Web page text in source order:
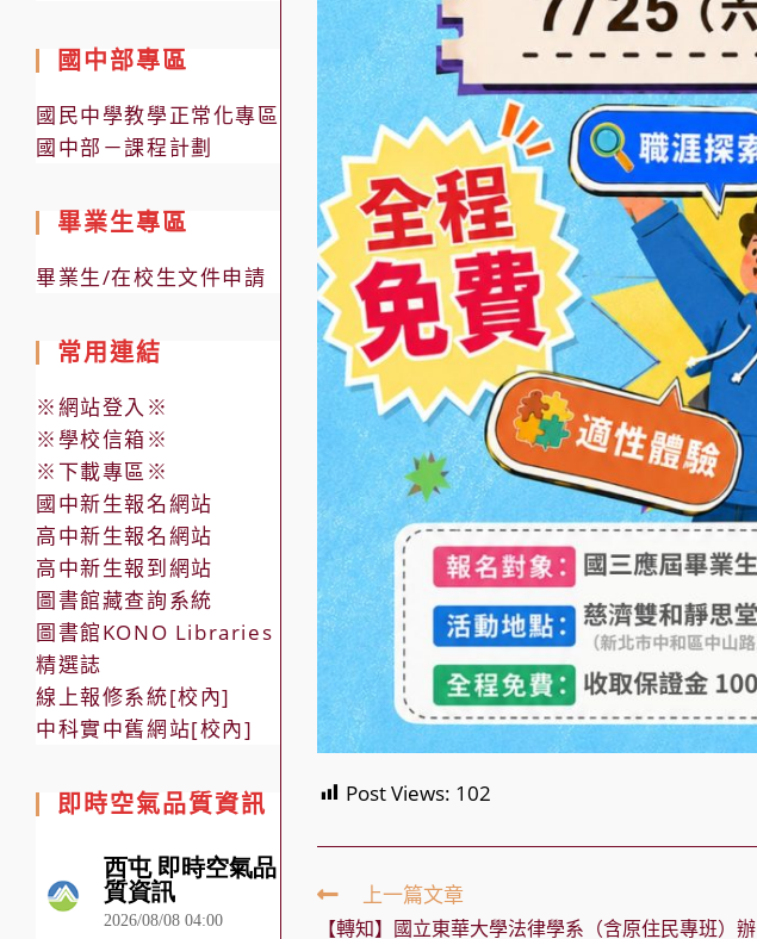
Post Views: 102
Read
more
上一篇文章
【轉知】國立東華大學法律學系（含原住民專班）辦
國中部專區
國民中學教學正常化專區
國中部－課程計劃
畢業生專區
畢業生/在校生文件申請
常用連結
※網站登入※
※學校信箱※
※下載專區※
國中新生報名網站
高中新生報名網站
高中新生報到網站
圖書館藏查詢系統
圖書館KONO Libraries
精選誌
線上報修系統[校內]
中科實中舊網站[校內]
即時空氣品質資訊